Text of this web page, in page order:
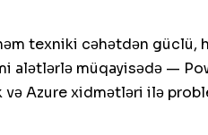
texniki cəhətdən güclü,
alətlərlə müqayisədə —
Azure xidmətləri ilə